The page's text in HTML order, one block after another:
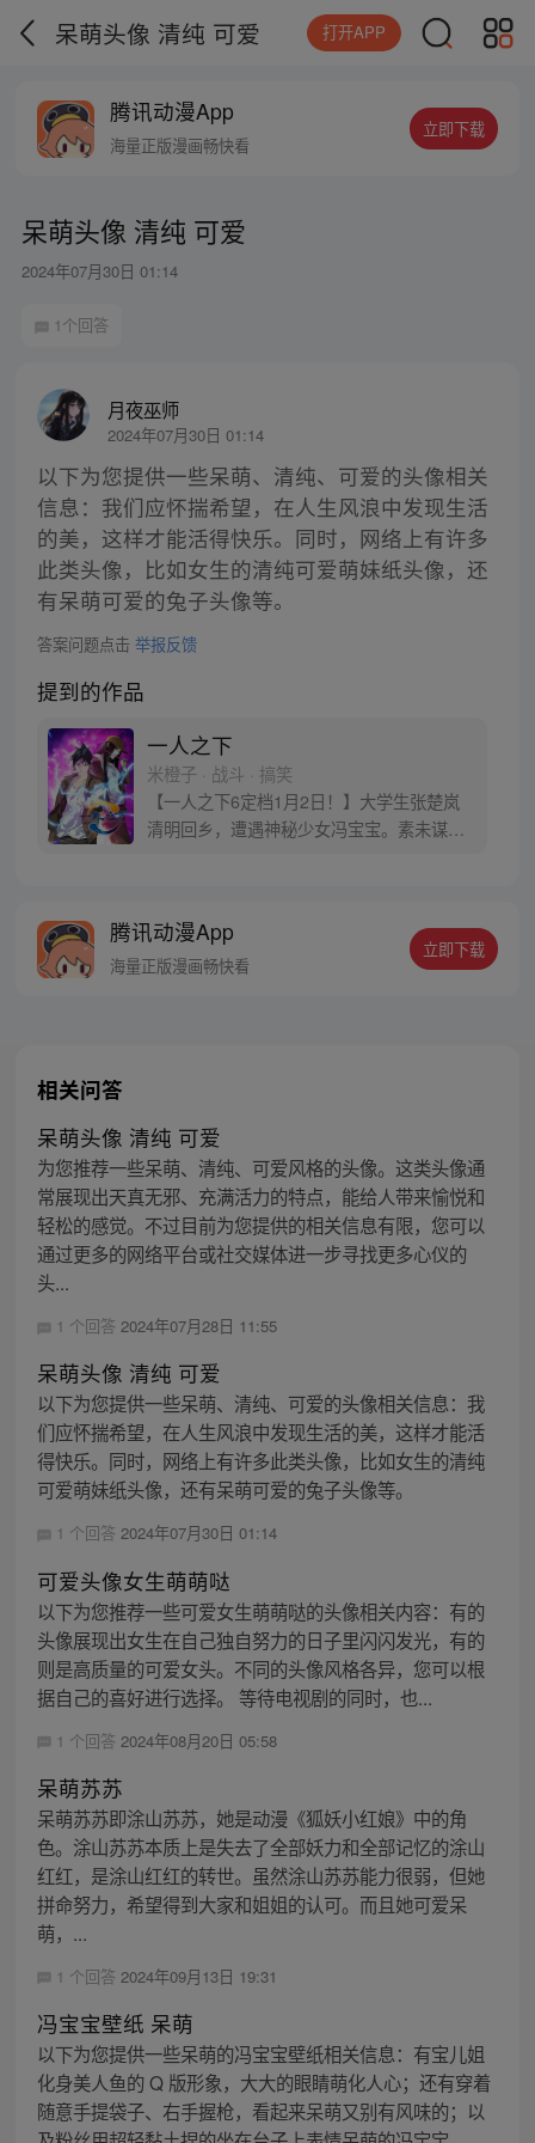
呆萌头像 清纯 可爱 打开APP
腾讯动漫App
海量正版漫画畅快看
立即下载
呆萌头像 清纯 可爱
2024年07月30日 01:14
1个回答
月夜巫师
2024年07月30日 01:14
以下为您提供一些呆萌、清纯、可爱的头像相关
信息：我们应怀揣希望，在人生风浪中发现生活
的美，这样才能活得快乐。同时，网络上有许多
此类头像，比如女生的清纯可爱萌妹纸头像，还
有呆萌可爱的兔子头像等。
答案问题点击 举报反馈
提到的作品
一人之下
米橙子 · 战斗 · 搞笑
【一人之下6定档1月2日！】大学生张楚岚
清明回乡，遭遇神秘少女冯宝宝。素未谋面
密，张楚岚的生活被彻底颠覆，与冯宝宝一
同踏上“异人”之旅。
腾讯动漫App
海量正版漫画畅快看
立即下载
相关问答
呆萌头像 清纯 可爱
为您推荐一些呆萌、清纯、可爱风格的头像。这类头像通
常展现出天真无邪、充满活力的特点，能给人带来愉悦和
轻松的感觉。不过目前为您提供的相关信息有限，您可以
通过更多的网络平台或社交媒体进一步寻找更多心仪的
头...
1 个回答 2024年07月28日 11:55
呆萌头像 清纯 可爱
以下为您提供一些呆萌、清纯、可爱的头像相关信息：我
们应怀揣希望，在人生风浪中发现生活的美，这样才能活
得快乐。同时，网络上有许多此类头像，比如女生的清纯
可爱萌妹纸头像，还有呆萌可爱的兔子头像等。
1 个回答 2024年07月30日 01:14
可爱头像女生萌萌哒
以下为您推荐一些可爱女生萌萌哒的头像相关内容：有的
头像展现出女生在自己独自努力的日子里闪闪发光，有的
则是高质量的可爱女头。不同的头像风格各异，您可以根
据自己的喜好进行选择。 等待电视剧的同时，也...
1 个回答 2024年08月20日 05:58
呆萌苏苏
呆萌苏苏即涂山苏苏，她是动漫《狐妖小红娘》中的角
色。涂山苏苏本质上是失去了全部妖力和全部记忆的涂山
红红，是涂山红红的转世。虽然涂山苏苏能力很弱，但她
拼命努力，希望得到大家和姐姐的认可。而且她可爱呆
萌，...
1 个回答 2024年09月13日 19:31
冯宝宝壁纸 呆萌
以下为您提供一些呆萌的冯宝宝壁纸相关信息：有宝儿姐
化身美人鱼的 Q 版形象，大大的眼睛萌化人心；还有穿着
随意手提袋子、右手握枪，看起来呆萌又别有风味的；以